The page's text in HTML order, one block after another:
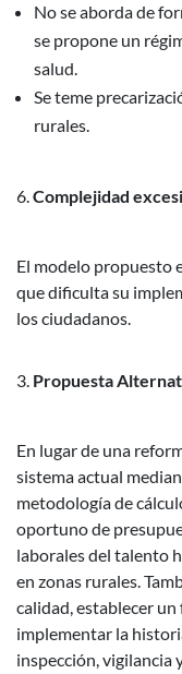
No se aborda de
se propone un
salud.
Se teme
rurales.
Complejidad
El modelo propuesto
que dificulta su
los ciudadanos.
Propuesta
En lugar de una
sistema actual
metodología de
oportuno de
laborales del talento
en zonas rurales.
calidad, establecer
implementar la
inspección, vigilancia